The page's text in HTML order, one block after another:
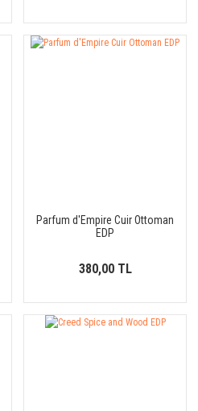
Parfum d'Empire Cuir Ottoman
EDP
380,00 TL